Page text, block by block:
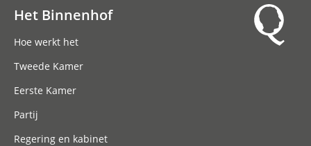
Het Binnenhof
Hoe werkt het
Tweede Kamer
Eerste Kamer
Partij
Regering en kabinet